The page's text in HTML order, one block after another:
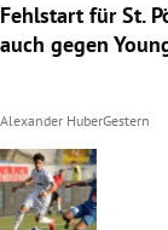
Fehlstart für St.
auch gegen
Alexander HuberGestern